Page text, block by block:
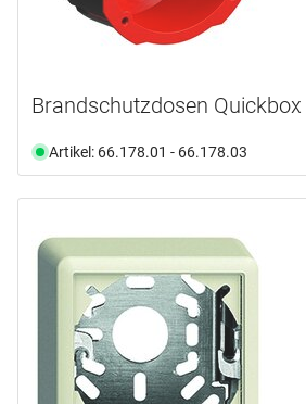
Brandschutzdosen Quickbox
Artikel: 66.178.01 - 66.178.03